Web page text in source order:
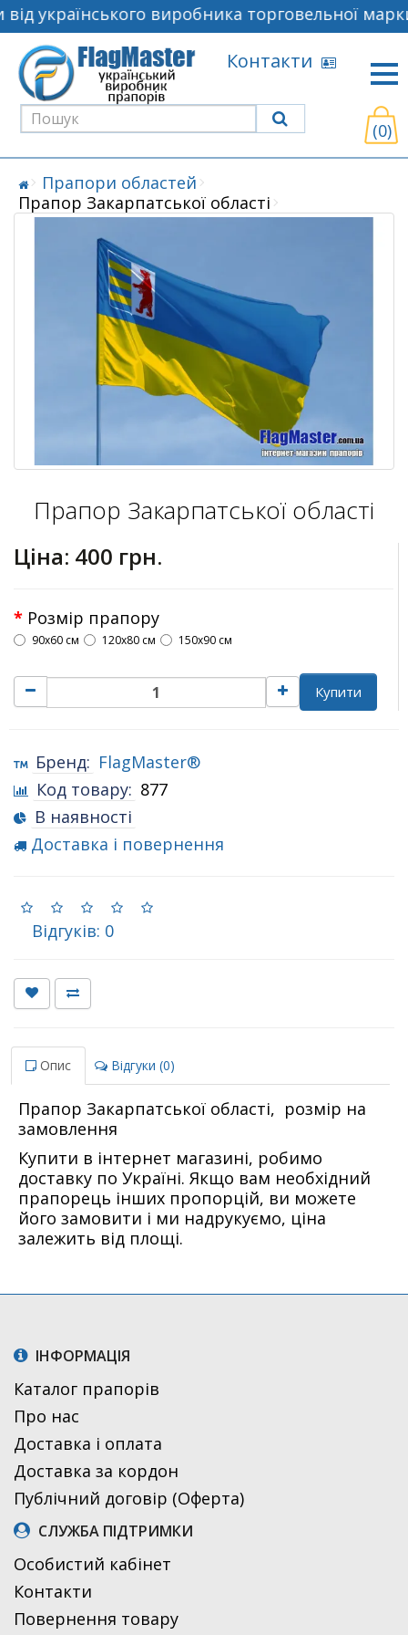
українського виробника торговельної
Контакти
(0)
Прапори областей
Прапор Закарпатської області
Прапор Закарпатської області
Ціна: 400 грн.
Розмір прапору
90х60 см 120х80 см 150х90 см
Купити
Бренд: FlagMaster®
Код товару: 877
В наявності
Доставка і повернення
Відгуків: 0
Опис Відгуки (0)
Прапор Закарпатської області, розмір на
замовлення
Купити в інтернет магазині, робимо
доставку по Україні. Якщо вам необхідний
прапорець інших пропорцій, ви можете
його замовити і ми надрукуємо, ціна
залежить від площі.
ІНФОРМАЦІЯ
Каталог прапорів
Про нас
Доставка і оплата
Доставка за кордон
Публічний договір (Оферта)
СЛУЖБА ПІДТРИМКИ
Особистий кабінет
Контакти
Повернення товару